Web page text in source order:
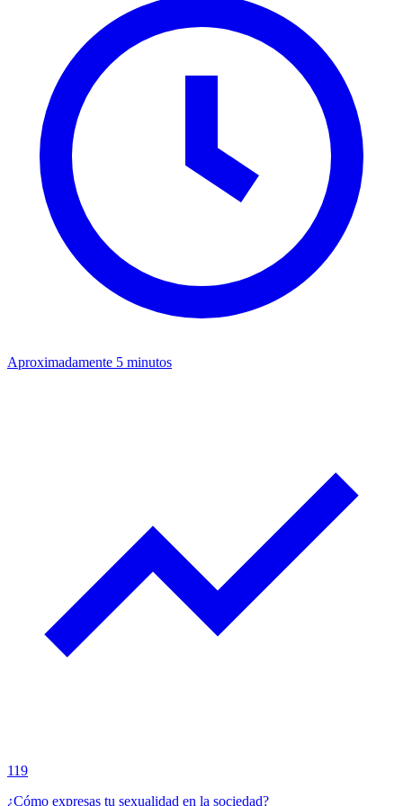
Aproximadamente 5 minutos
119
¿Cómo expresas tu sexualidad en la sociedad?